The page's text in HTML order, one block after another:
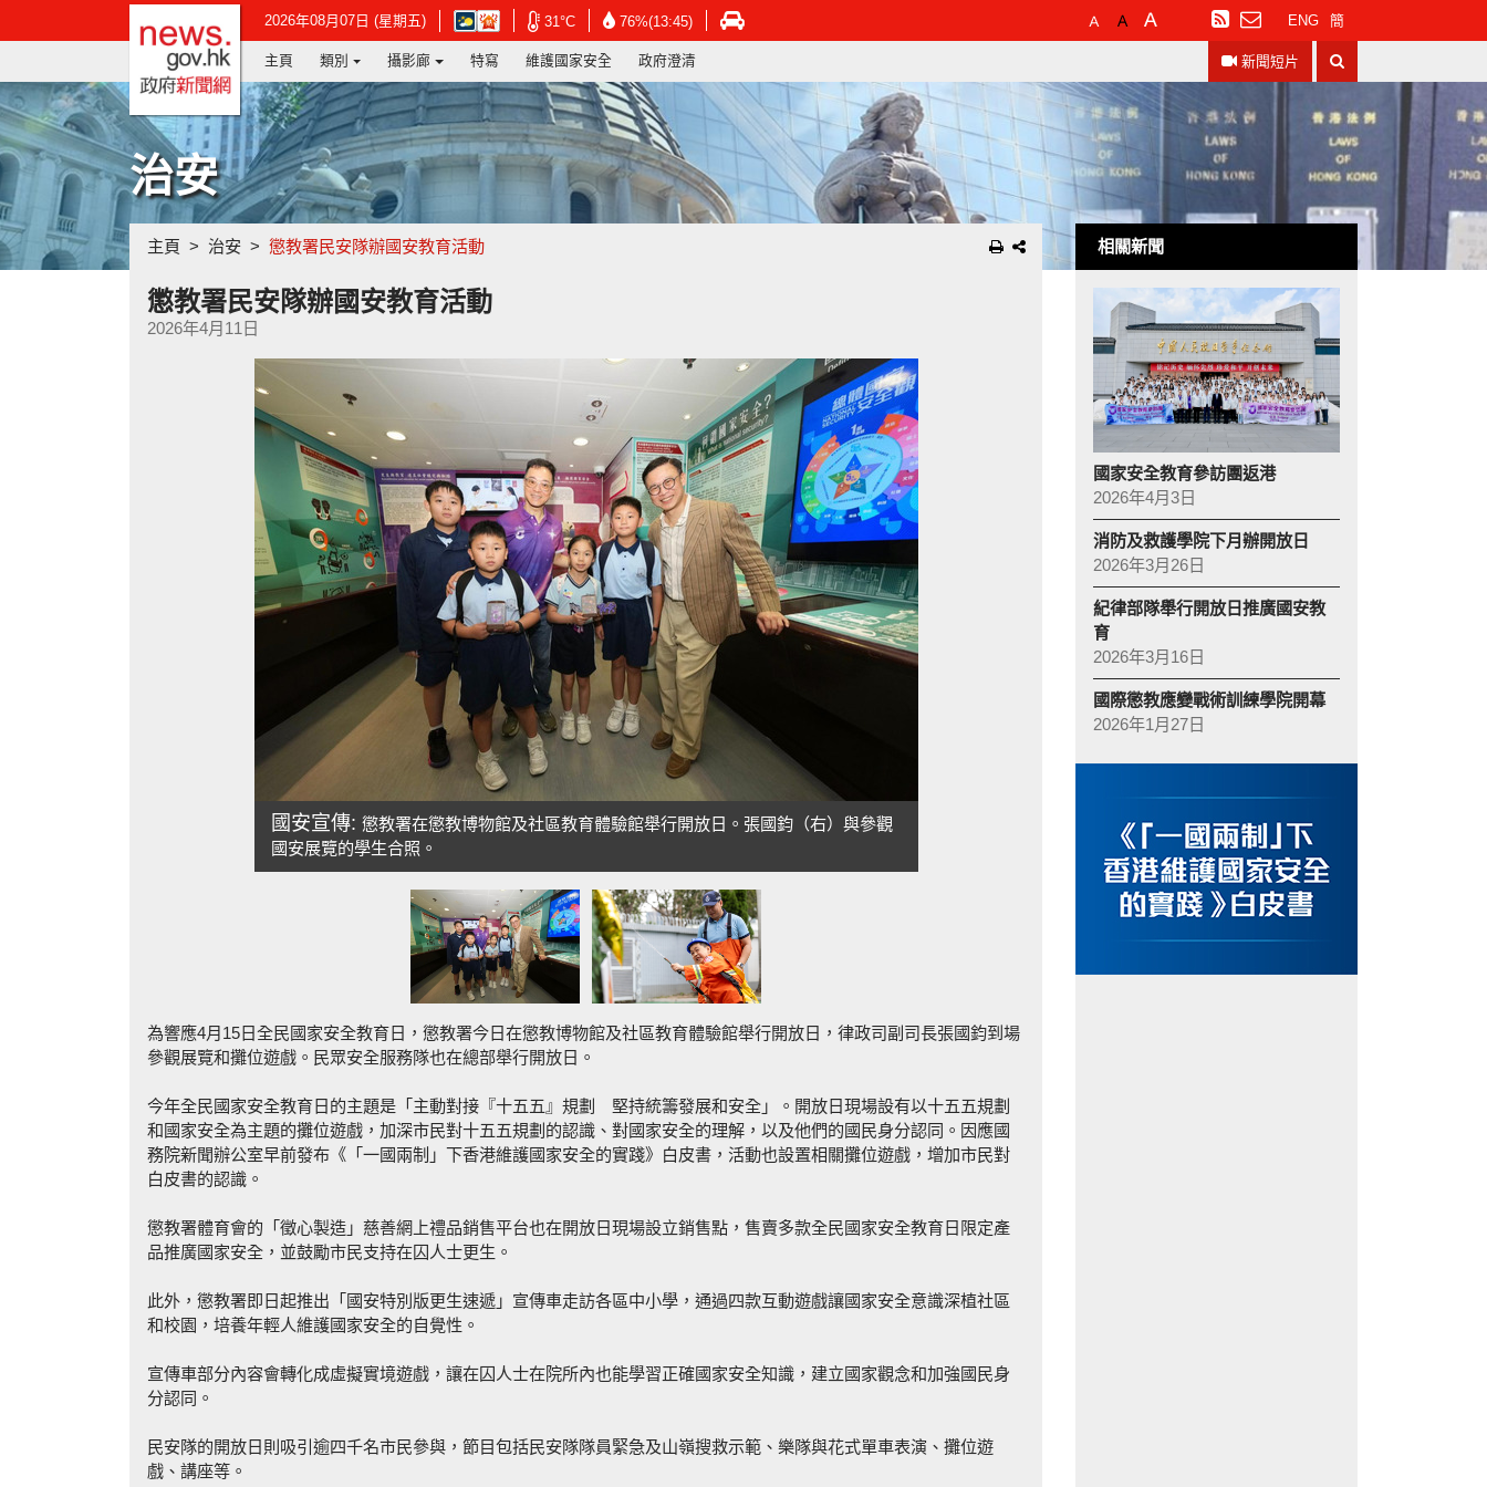
2026年08月07日 (星期五)
在
新
窗
開
啟
連
港
天
台
網
31°C在
新
視
窗
開
啟
連
結
-
港
76%(13:45)在
新
視
窗
結
-
香
港
在
新
窗
開
啟
連
-
預
設
體
大
小
較
大
字
體
最
大
字
體
訂
閱
RSS
ENG 簡
政府新聞網主頁
主頁 類別 攝影廊 特寫 維護國家安全 政府澄清 新聞短片
尋
治安
主頁 治安 懲教署民安隊辦國安教育活動
懲教署民安隊辦國安教育活動
2026年4月11日
國安宣傳: 懲教署在懲教博物館及社區教育體驗館舉行開放日。張國鈞（右）與參觀
國安展覽的學生合照。
市民在民眾安全服務隊開放日參與攤位遊戲。
為響應4月15日全民國家安全教育日，懲教署今日在懲教博物館及社區教育體驗館舉行開放日，律政司副司長張國鈞到場
參觀展覽和攤位遊戲。民眾安全服務隊也在總部舉行開放日。
今年全民國家安全教育日的主題是「主動對接『十五五』規劃 堅持統籌發展和安全」。開放日現場設有以十五五規劃
和國家安全為主題的攤位遊戲，加深市民對十五五規劃的認識、對國家安全的理解，以及他們的國民身分認同。因應國
務院新聞辦公室早前發布《「一國兩制」下香港維護國家安全的實踐》白皮書，活動也設置相關攤位遊戲，增加市民對
白皮書的認識。
懲教署體育會的「徵心製造」慈善網上禮品銷售平台也在開放日現場設立銷售點，售賣多款全民國家安全教育日限定產
品推廣國家安全，並鼓勵市民支持在囚人士更生。
此外，懲教署即日起推出「國安特別版更生速遞」宣傳車走訪各區中小學，通過四款互動遊戲讓國家安全意識深植社區
和校園，培養年輕人維護國家安全的自覺性。
宣傳車部分內容會轉化成虛擬實境遊戲，讓在囚人士在院所內也能學習正確國家安全知識，建立國家觀念和加強國民身
分認同。
民安隊的開放日則吸引逾四千名市民參與，節目包括民安隊隊員緊急及山嶺搜救示範、樂隊與花式單車表演、攤位遊
戲、講座等。
相關新聞
國家安全教育參訪團返港
2026年4月3日
消防及救護學院下月辦開放日
2026年3月26日
紀律部隊舉行開放日推廣國安教
育
2026年3月16日
國際懲教應變戰術訓練學院開幕
2026年1月27日